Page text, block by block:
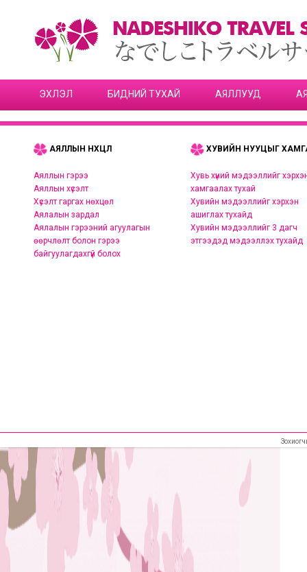
ЭХЛЭЛ БИДНИЙ ТУХАЙ АЯЛЛУУД
АЯЛЛЫН НӨХЦӨЛ
Аяллын гэрээ
Аяллын хүсэлт
Хүсэлт гаргах нөхцөл
Аялалын зардал
Аялалын гэрээний агуулагын
өөрчлөлт болон гэрээ
байгуулагдахгүй болох
ХУВИЙН НУУЦЫГ
Хувь хүний мэдээллийг
хамгаалах тухай
Хувийн мэдээллийг хэрхэн
ашиглах тухайд
Хувийн мэдээллийг 3 дагч
этгээдэд мэдээллэх тухайд